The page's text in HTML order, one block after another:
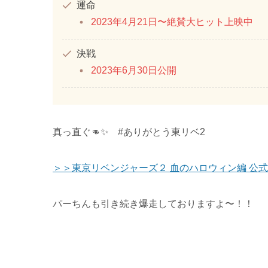
運命
2023年4月21日〜絶賛大ヒット上映中
決戦
2023年6月30日公開
真っ直ぐ👊✨ #ありがとう東リベ2
＞＞東京リベンジャーズ２ 血のハロウィン編 公
パーちんも引き続き爆走しておりますよ〜！！